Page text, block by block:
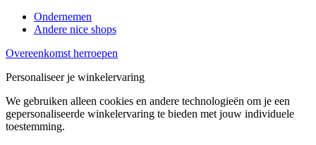
Ondernemen
Andere nice shops
Overeenkomst herroepen
Personaliseer je winkelervaring
We gebruiken alleen cookies en andere technologieën om je een
gepersonaliseerde winkelervaring te bieden met jouw individuele
toestemming.